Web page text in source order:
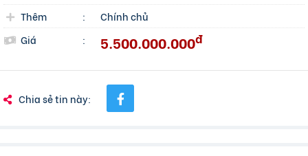
Thêm :
Chính chủ
Giá
: 5.500.000.000đ
Chia sẻ tin này: